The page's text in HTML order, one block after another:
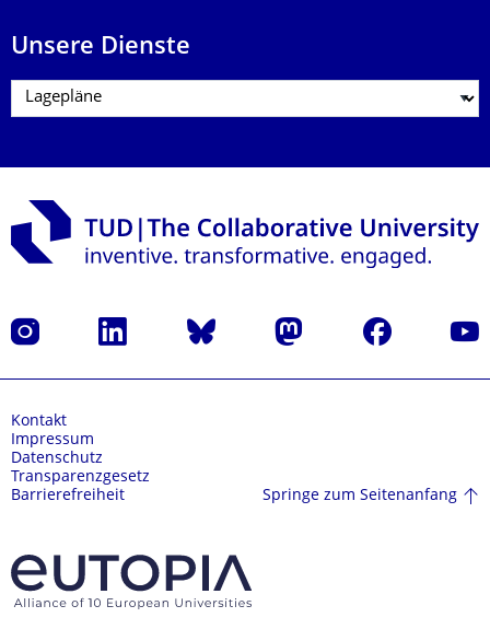
Unsere Dienste
Instagram LinkedIn Bluesky Mastodon Facebook
Kontakt
Impressum
Datenschutz
Transparenzgesetz
Barrierefreiheit
Springe zum Seitenanfang